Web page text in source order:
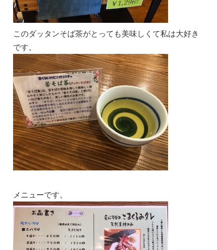
このダッタンそば茶がとっても美味しくて私は大好き
です。
メニューです。